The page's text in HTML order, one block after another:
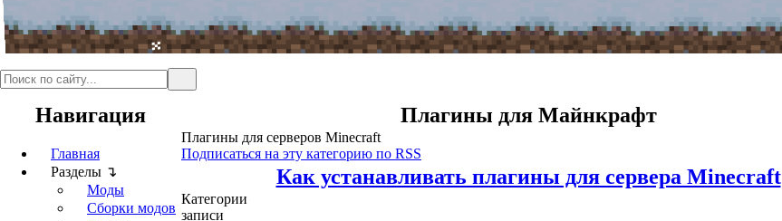
Навигация
Главная
Разделы ↴
Моды
Сборки модов
Плагины для Майнкрафт
Плагины для серверов Minecraft
Подписаться на эту категорию по RSS
Как устанавливать плагины для сервера Minecraft
Категории
записи